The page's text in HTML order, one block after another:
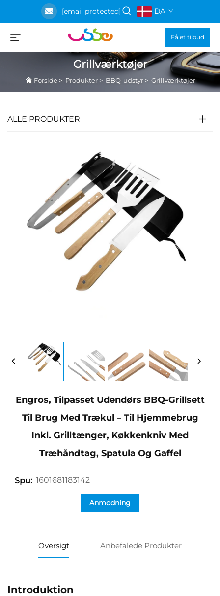
[email protected] DA
Få et tilbud
Grillværktøjer
Forside> Produkter> BBQ-udstyr> Grillværktøjer
ALLE PRODUKTER
Engros, Tilpasset Udendørs BBQ-Grillsett
Til Brug Med Trækul – Til Hjemmebrug
Inkl. Grilltænger, Køkkenkniv Med
Træhåndtag, Spatula Og Gaffel
Spu: 1601681183142
Anmodning
Oversigt Anbefalede Produkter
Introduktion